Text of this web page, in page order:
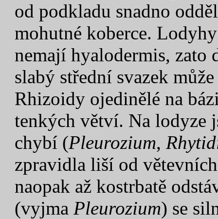
od podkladu snadno
mohutné koberce.
nemají hyalodermis, zato
slabý střední svazek
Rhizoidy ojedinělé na
tenkých větví. Na lodyze
chybí (Pleurozium,
zpravidla liší od
naopak až kostrbatě
(vyjma Pleurozium) se